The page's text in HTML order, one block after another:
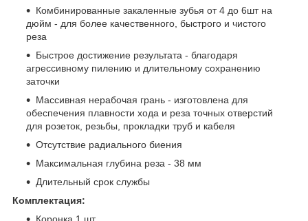
Комбинированные закаленные зубья от 4 до 6шт на
дюйм - для более качественного, быстрого и чистого
реза
Быстрое достижение результата - благодаря
агрессивному пилению и длительному сохранению
заточки
Массивная нерабочая грань - изготовлена для
обеспечения плавности хода и реза точных отверстий
для розеток, резьбы, прокладки труб и кабеля
Отсутствие радиального биения
Максимальная глубина реза - 38 мм
Длительный срок службы
Комплектация:
Коронка 1 шт.